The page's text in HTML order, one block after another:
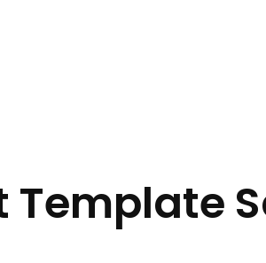
Template